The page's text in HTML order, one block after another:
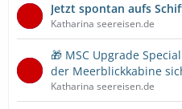
Jetzt spontan aufs
Katharina seereisen.de
🎁 MSC Upgrade
der Meerblickkabine
Katharina seereisen.de